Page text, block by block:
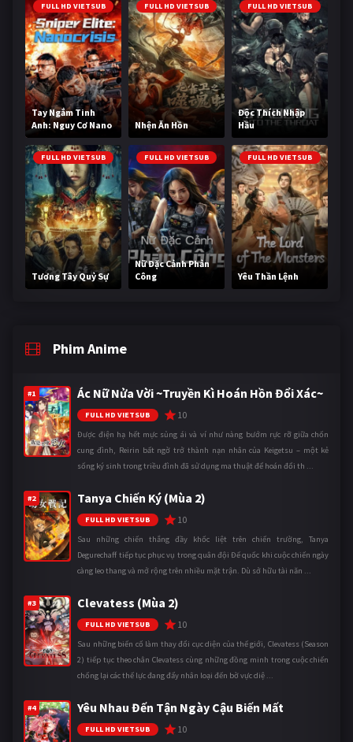
FULL HD VIETSUB
Tay Ngắm Tinh
Anh: Nguy Cơ Nano
FULL HD VIETSUB
Nhện Ăn Hồn
FULL HD VIETSUB
Độc Thích Nhập
Hầu
FULL HD VIETSUB
Tương Tây Quỷ Sự
FULL HD VIETSUB
Nữ Đặc Cảnh Phản
Công
FULL HD VIETSUB
Yêu Thần Lệnh
Phim Anime
#1 Ác Nữ Nửa Vời ~Truyền Kì Hoán Hồn Đổi Xác~
FULL HD VIETSUB 10
Được điện hạ hết mực sủng ái và ví như nàng bướm rực rỡ giữa chốn
cung đình, Reirin bất ngờ trở thành nạn nhân của Keigetsu – một kẻ
sống ký sinh trong triều đình đã sử dụng ma thuật để hoán đổi th ...
#2 Tanya Chiến Ký (Mùa 2)
FULL HD VIETSUB 10
Sau những chiến thắng đầy khốc liệt trên chiến trường, Tanya
Degurechaff tiếp tục phục vụ trong quân đội Đế quốc khi cuộc chiến ngày
càng leo thang và mở rộng trên nhiều mặt trận. Dù sở hữu tài năn ...
#3 Clevatess (Mùa 2)
FULL HD VIETSUB 10
Sau những biến cố làm thay đổi cục diện của thế giới, Clevatess (Season
2) tiếp tục theo chân Clevatess cùng những đồng minh trong cuộc chiến
chống lại các thế lực đang đẩy nhân loại đến bờ vực diệ ...
#4 Yêu Nhau Đến Tận Ngày Cậu Biến Mất
FULL HD VIETSUB 10